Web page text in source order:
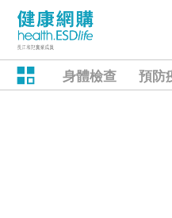
身體檢查 預防